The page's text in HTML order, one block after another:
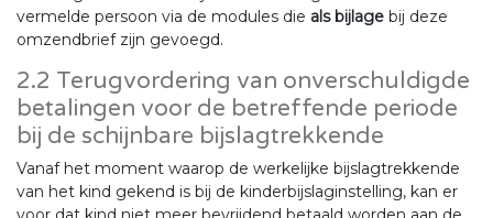
vermelde persoon via de modules die als bijlage bij deze
omzendbrief zijn gevoegd.
2.2 Terugvordering van onverschuldigde
betalingen voor de betreffende periode
bij de schijnbare bijslagtrekkende
Vanaf het moment waarop de werkelijke bijslagtrekkende
van het kind gekend is bij de kinderbijslaginstelling, kan er